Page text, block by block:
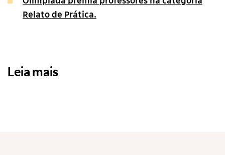
Relato de Prática.
Leia mais